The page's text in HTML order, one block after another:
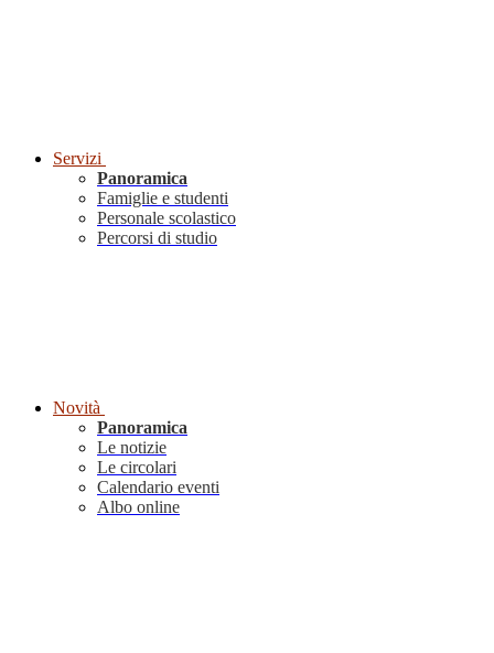
Servizi
Panoramica
Famiglie e studenti
Personale scolastico
Percorsi di studio
Novità
Panoramica
Le notizie
Le circolari
Calendario eventi
Albo online